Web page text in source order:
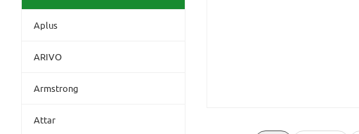
Aplus
ARIVO
Armstrong
Attar